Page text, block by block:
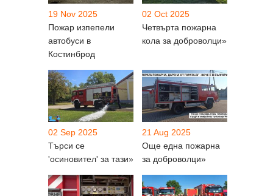
19 Nov 2025
Пожар изпепели
автобуси в
Костинброд
02 Oct 2025
Четвърта пожарна
кола за доброволци»
02 Sep 2025
Търси се
'осиновител' за тази»
21 Aug 2025
Още една пожарна
за доброволци»